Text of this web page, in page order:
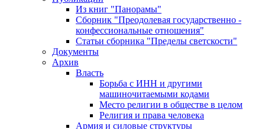
Из книг "Панорамы"
Сборник "Преодолевая государственно -
конфессиональные отношения"
Статьи сборника "Пределы светскости"
Документы
Архив
Власть
Борьба с ИНН и другими
машиночитаемыми кодами
Место религии в обществе в целом
Религия и права человека
Армия и силовые структуры